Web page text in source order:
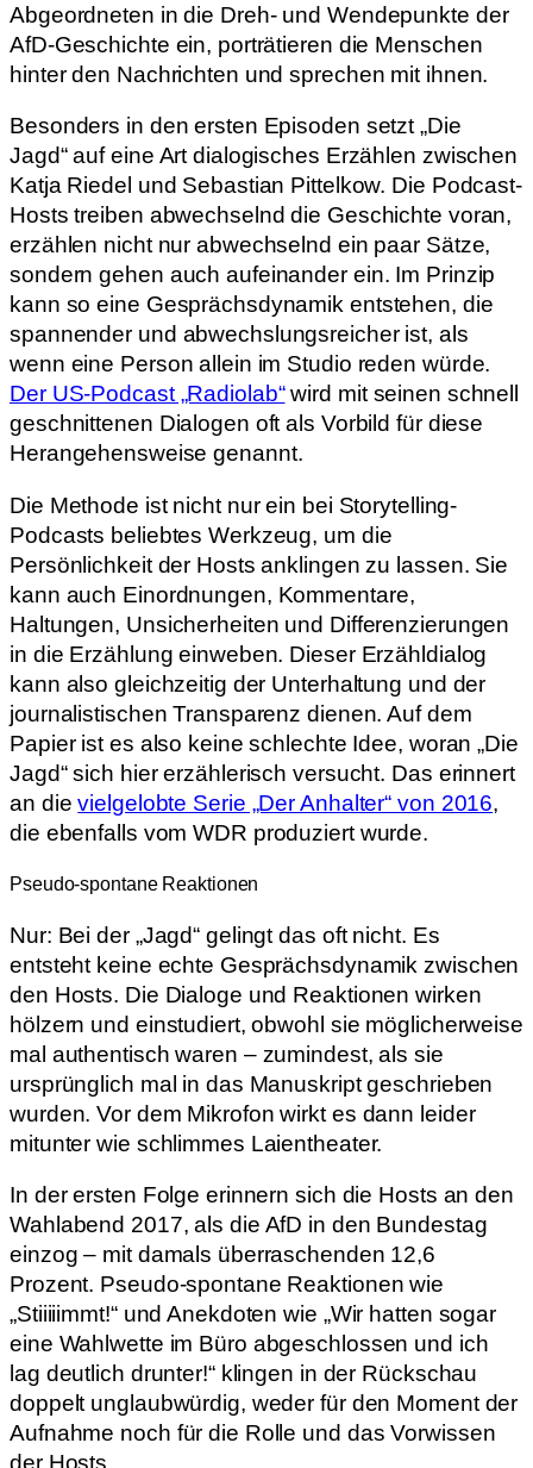
Abgeordneten in die Dreh- und Wendepunkte der
AfD-Geschichte ein, porträtieren die Menschen
hinter den Nachrichten und sprechen mit ihnen.
Besonders in den ersten Episoden setzt „Die
Jagd“ auf eine Art dialogisches Erzählen zwischen
Katja Riedel und Sebastian Pittelkow. Die Podcast-
Hosts treiben abwechselnd die Geschichte voran,
erzählen nicht nur abwechselnd ein paar Sätze,
sondern gehen auch aufeinander ein. Im Prinzip
kann so eine Gesprächsdynamik entstehen, die
spannender und abwechslungsreicher ist, als
wenn eine Person allein im Studio reden würde.
Der US-Podcast „Radiolab“wird mit seinen schnell
geschnittenen Dialogen oft als Vorbild für diese
Herangehensweise genannt.
Die Methode ist nicht nur ein bei Storytelling-
Podcasts beliebtes Werkzeug, um die
Persönlichkeit der Hosts anklingen zu lassen. Sie
kann auch Einordnungen, Kommentare,
Haltungen, Unsicherheiten und Differenzierungen
in die Erzählung einweben. Dieser Erzähldialog
kann also gleichzeitig der Unterhaltung und der
journalistischen Transparenz dienen. Auf dem
Papier ist es also keine schlechte Idee, woran „Die
Jagd“ sich hier erzählerisch versucht. Das erinnert
an dievielgelobte Serie „Der Anhalter“ von 2016,
die ebenfalls vom WDR produziert wurde.
Pseudo-spontane Reaktionen
Nur: Bei der „Jagd“ gelingt das oft nicht. Es
entsteht keine echte Gesprächsdynamik zwischen
den Hosts. Die Dialoge und Reaktionen wirken
hölzern und einstudiert, obwohl sie möglicherweise
mal authentisch waren – zumindest, als sie
ursprünglich mal in das Manuskript geschrieben
wurden. Vor dem Mikrofon wirkt es dann leider
mitunter wie schlimmes Laientheater.
In der ersten Folge erinnern sich die Hosts an den
Wahlabend 2017, als die AfD in den Bundestag
einzog – mit damals überraschenden 12,6
Prozent. Pseudo-spontane Reaktionen wie
„Stiiiiimmt!“ und Anekdoten wie „Wir hatten sogar
eine Wahlwette im Büro abgeschlossen und ich
lag deutlich drunter!“ klingen in der Rückschau
doppelt unglaubwürdig, weder für den Moment der
Aufnahme noch für die Rolle und das Vorwissen